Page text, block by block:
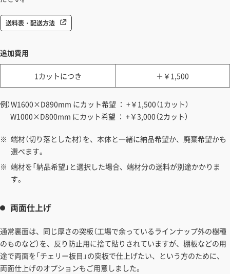
送料表・配送方法
追加費用
1カットにつき ＋￥1,500
例）W1600×D890mm にカット希望 ： +￥1,500（1カット）
W1000×D800mm にカット希望 ： +￥3,000（2カット）
端材（切り落とした材）を、本体と一緒に納品希望か、廃棄希望かも
選べます。
端材を「納品希望」と選択した場合、端材分の送料が別途かかりま
す。
両面仕上げ
通常裏面は、同じ厚さの突板（工場で余っているラインナップ外の樹種
のものなど）を、反り防止用に捨て貼りされていますが、棚板などの用
途で両面を「チェリー板目」の突板で仕上げたい、という方のために、
両面仕上げのオプションもご用意しました。